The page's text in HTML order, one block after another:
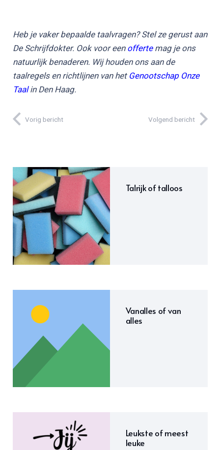
Heb je vaker bepaalde taalvragen? Stel ze gerust aan
De Schrijfdokter. Ook voor een offertemag je ons
natuurlijk benaderen. Wij houden ons aan de
taalregels en richtlijnen van het Genootschap Onze
Taalin Den Haag.
Vorig bericht Volgend bericht
Talrijk of talloos
Vanalles of van
alles
Leukste of meest
leuke